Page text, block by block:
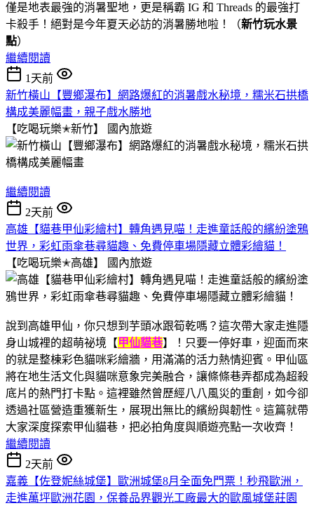
僅是地表最強的消暑聖地，更是稱霸 IG 和 Threads 的最強打
卡殺手！絕對是今年夏天必訪的消暑勝地啦！（新竹玩水景
點）
繼續閱讀
1天前
新竹橫山【豐鄉瀑布】網路爆紅的消暑戲水秘境，糯米石拱橋
構成美麗幅畫，親子戲水勝地
【吃喝玩樂✭新竹】
國內旅遊
繼續閱讀
2天前
高雄【貓巷甲仙彩繪村】轉角遇見喵！走進童話般的繽紛塗鴉
世界，彩虹雨傘巷尋貓趣、免費停車場隱藏立體彩繪貓！
【吃喝玩樂✭高雄】
國內旅遊
說到高雄甲仙，你只想到芋頭冰跟筍乾嗎？這次帶大家走進隱
身山城裡的超萌祕境【甲仙貓巷】！只要一停好車，迎面而來
的就是整棟彩色貓咪彩繪牆，用滿滿的活力熱情迎賓。甲仙區
將在地生活文化與貓咪意象完美融合，讓條條巷弄都成為超殺
底片的熱門打卡點。這裡雖然曾歷經八八風災的重創，如今卻
透過社區營造重獲新生，展現出無比的繽紛與韌性。這篇就帶
大家深度探索甲仙貓巷，把必拍角度與順遊亮點一次收齊！
繼續閱讀
2天前
嘉義【佐登妮絲城堡】歐洲城堡8月全面免門票！秒飛歐洲，
走進萬坪歐洲花園，保養品界觀光工廠最大的歐風城堡莊園